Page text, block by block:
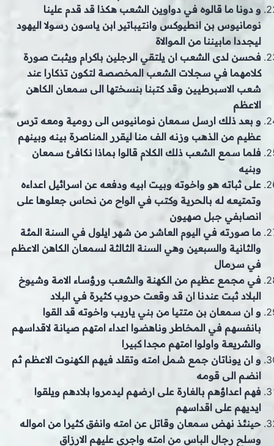
و دونا ما قالوه في دواوين الشعب هكذا قد قدم علينا
نومانيوس بن انطيوكس وانتيباتير ابن ياسون رسولا اليهود
ليجددا مابيننا من الموالاة
فحسن لدى الشعب ان يلتقي الرجلين باكرام ويثبت صورة
كلامهما في سجلات الشعب المخصصة لتكون تذكارا عند
شعب الاسبرطيين وقد كتبنا بنسختها الى سمعان الكاهن
الاعظم
و بعد ذلك ارسل سمعان نومانيوس الى رومية ومعه ترس
عظيم من الذهب وزنه الف منا ليقرر المناصرة بينه وبينهم
فلما سمع الشعب ذلك الكلام قالوا بماذا نكافئ سمعان
وبنيه
على ثباته هو واخوته وبيت ابيه ودفعه عن اسرائيل اعداءه
وتمتيعه له بالحرية وكتب في الواح من نحاس جعلوها على
انصابفي جبل صهيون
ما صورته في اليوم العاشر من شهر ايلول في السنة المئة
والثانية والسبعين وهي السنة الثالثة لسمعان الكاهن الاعظم
في سرمال
في مجمع عظيم من الكهنة والشعب ورؤساء الامة وشيوخ
البلاد ثبت عندنا ان قد وقعت حروب كثيرة في البلاد
و ان سمعان بن متتيا من بني ياريب واخوته قد القوا
بانفسهم في المخاطر وناهضوا اعداء امتهم صيانة لاقداسهم
والشريعة واولوا امتهم مجدا كبيرا
و ان يوناتان جمع شمل امته وتقلد فيهم الكهنوت الاعظم ثم
انضم الى قومه
فهم اعداؤهم بالغارة على ارضهم ليدمروا بلادهم ويلقوا
ايديهم على اقداسهم
حينئذ نهض سمعان وقاتل عن امته وانفق كثيرا من امواله
وسلح رجال الباس من امته واجرى عليهم الارزاق